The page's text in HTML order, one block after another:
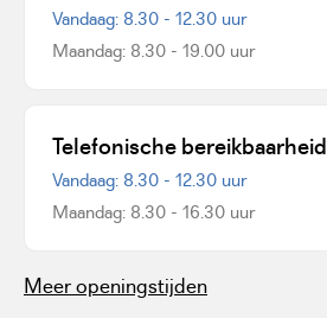
Vandaag: 8.30 - 12.30 uur
Maandag: 8.30 - 19.00 uur
Telefonische bereikbaarheid
Vandaag: 8.30 - 12.30 uur
Maandag: 8.30 - 16.30 uur
Meer openingstijden